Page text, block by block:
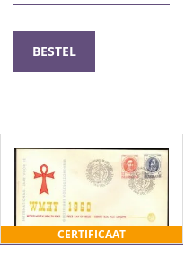
BESTEL
CERTIFICAAT